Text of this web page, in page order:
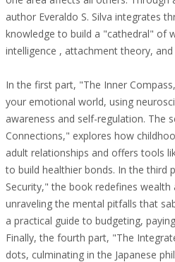
author Everaldo S. Silva integrates
knowledge to build a "cathedral" of
intelligence , attachment theory,
In the first part, "The Inner
your emotional world, using
awareness and self-regulation. The
Connections," explores how
adult relationships and offers tools
to build healthier bonds. In the third
Security," the book redefines wealth
unraveling the mental pitfalls that
a practical guide to budgeting,
Finally, the fourth part, "The
dots, culminating in the Japanese